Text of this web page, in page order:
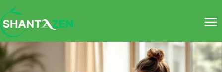
Saltar
al
contenido